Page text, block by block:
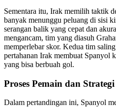
Sementara itu, Irak memilih taktik
banyak menunggu peluang di sisi
serangan balik yang cepat dan
mengancam, tim yang diasuh
memperlebar skor. Kedua tim
pertahanan Irak membuat Spanyol
yang bisa berbuah gol.
Proses Pemain dan
Dalam pertandingan ini, Spanyol